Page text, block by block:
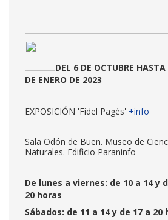
DEL 6 DE OCTUBRE
DE ENERO DE 2023
EXPOSICIÓN 'Fidel Pagés' +info
Sala Odón de Buen. Museo de
Naturales. Edificio Paraninfo
De lunes a viernes: de 10 a 14 y
20 horas
Sábados: de 11 a 14 y de 17 a 20